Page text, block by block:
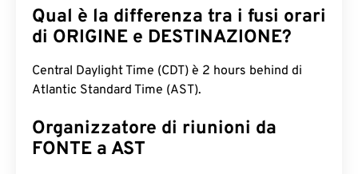
Qual è la differenza tra i fusi orari
di ORIGINE e DESTINAZIONE?
Central Daylight Time (CDT) è 2 hours behind di
Atlantic Standard Time (AST).
Organizzatore di riunioni da
FONTE a AST